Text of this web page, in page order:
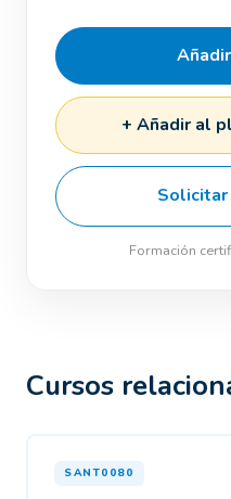
+ Añadir al
Solicitar
Formación
Cursos
SANT0080